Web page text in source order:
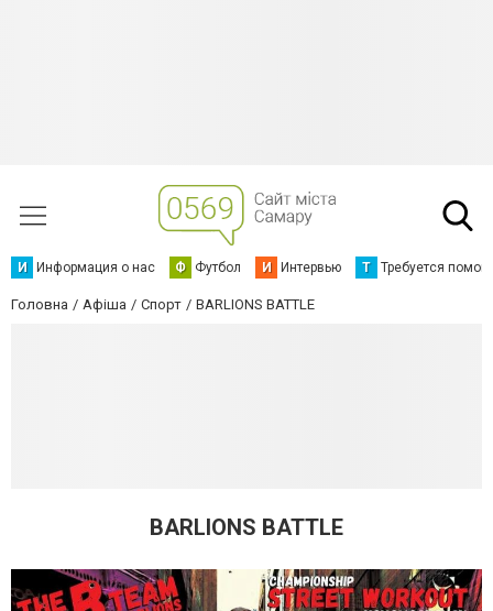
И Информация о нас Ф Футбол И Интервью Т Требуется
Головна Афіша Спорт BARLIONS BATTLE
BARLIONS BATTLE